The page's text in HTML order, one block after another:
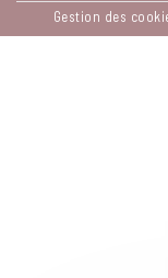
Gestion des